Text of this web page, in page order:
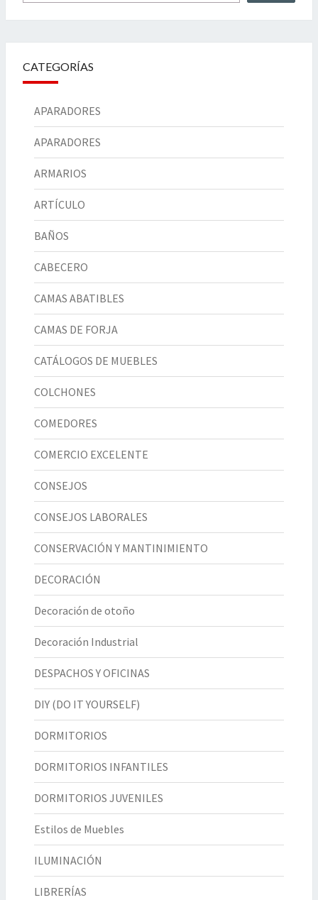
CATEGORÍAS
APARADORES
APARADORES
ARMARIOS
ARTÍCULO
BAÑOS
CABECERO
CAMAS ABATIBLES
CAMAS DE FORJA
CATÁLOGOS DE MUEBLES
COLCHONES
COMEDORES
COMERCIO EXCELENTE
CONSEJOS
CONSEJOS LABORALES
CONSERVACIÓN Y MANTINIMIENTO
DECORACIÓN
Decoración de otoño
Decoración Industrial
DESPACHOS Y OFICINAS
DIY (DO IT YOURSELF)
DORMITORIOS
DORMITORIOS INFANTILES
DORMITORIOS JUVENILES
Estilos de Muebles
ILUMINACIÓN
LIBRERÍAS